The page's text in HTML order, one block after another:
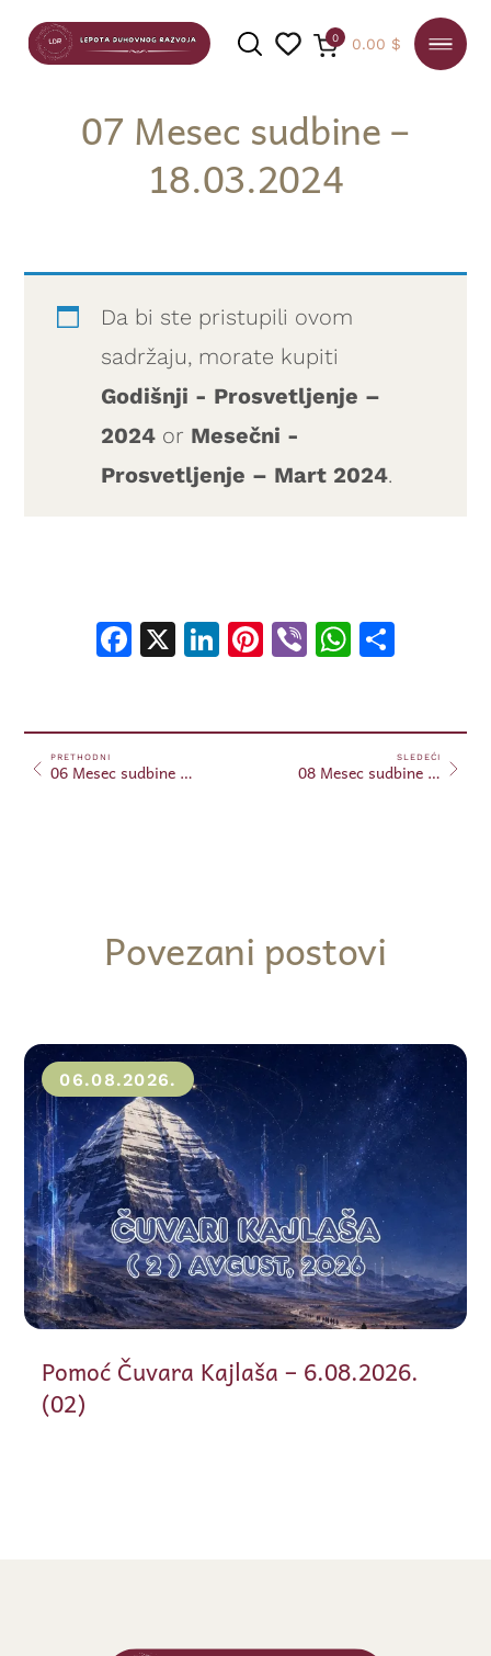
PRETRAGA
0 0.00 $
07 Mesec sudbine –
18.03.2024
Da bi ste pristupili ovom
sadržaju, morate kupiti
Godišnji - Prosvetljenje –
2024 or Mesečni -
Prosvetljenje – Mart 2024.
Facebook
X LinkedIn
Pinterest
Viber
PRETHODNI
06 Mesec sudbine – 15.03.2024
SLEDEĆI
08 Mesec sudbine – 21.03.2024
Povezani postovi
06.08.2026.
Pomoć Čuvara Kajlaša – 6.08.2026.
(02)